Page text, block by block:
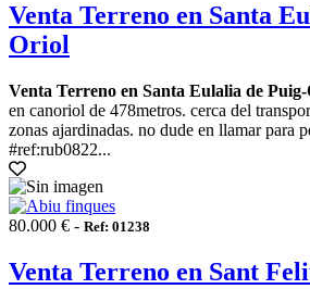
Venta Terreno en Santa
Oriol
Venta Terreno en Santa Eulalia de
en canoriol de 478metros. cerca del
zonas ajardinadas. no dude en llamar para
#ref:rub0822...
80.000 € - Ref: 01238
Venta Terreno en Sant